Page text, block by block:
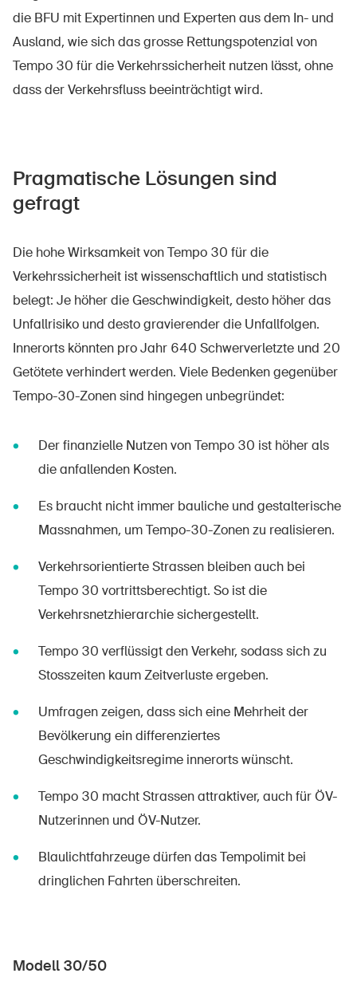
die BFU mit Expertinnen und Experten aus dem In- und
Ausland, wie sich das grosse Rettungspotenzial von
Tempo 30 für die Verkehrssicherheit nutzen lässt, ohne
dass der Verkehrsfluss beeinträchtigt wird.
Pragmatische Lösungen sind
gefragt
Die hohe Wirksamkeit von Tempo 30 für die
Verkehrssicherheit ist wissenschaftlich und statistisch
belegt: Je höher die Geschwindigkeit, desto höher das
Unfallrisiko und desto gravierender die Unfallfolgen.
Innerorts könnten pro Jahr 640 Schwerverletzte und 20
Getötete verhindert werden. Viele Bedenken gegenüber
Tempo-30-Zonen sind hingegen unbegründet:
Der finanzielle Nutzen von Tempo 30 ist höher als
die anfallenden Kosten.
Es braucht nicht immer bauliche und gestalterische
Massnahmen, um Tempo-30-Zonen zu realisieren.
Verkehrsorientierte Strassen bleiben auch bei
Tempo 30 vortrittsberechtigt. So ist die
Verkehrsnetzhierarchie sichergestellt.
Tempo 30 verflüssigt den Verkehr, sodass sich zu
Stosszeiten kaum Zeitverluste ergeben.
Umfragen zeigen, dass sich eine Mehrheit der
Bevölkerung ein differenziertes
Geschwindigkeitsregime innerorts wünscht.
Tempo 30 macht Strassen attraktiver, auch für ÖV-
Nutzerinnen und ÖV-Nutzer.
Blaulichtfahrzeuge dürfen das Tempolimit bei
dringlichen Fahrten überschreiten.
Modell 30/50